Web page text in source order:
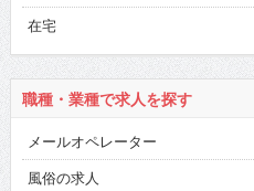
在宅
職種・業種で求人を探す
メールオペレーター
風俗の求人